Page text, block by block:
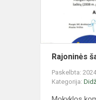
Rajoninės
Paskelbta:
Kategorija: